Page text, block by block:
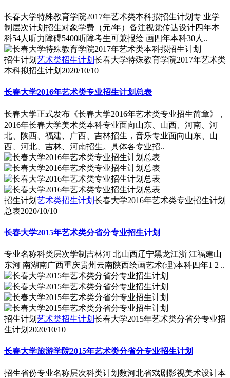
长春大学特殊教育学院2017年艺术类本科拟招生计划专 业学
制层次计划招生对象学费（元/年）备注视觉传达设计四年本
科54人听力障碍5400听障考生可兼报绘 画四年本科30人..
招生计划 艺术类招生计划 长春大学特殊教育学院2017年艺术类
本科拟招生计划 2020/10/10
长春大学2016年艺术类专业招生计划总表
长春大学正式发布《长春大学2016年艺术类专业招生简章》，
2016年长春大学美术类本科专业面向山东、山西、河南、河
北、陕西、福建、广西、吉林招生，音乐专业面向山东、山
西、河北、吉林、河南招生。具体各专业招..
招生计划 艺术类招生计划 长春大学2016年艺术类专业招生计划
总表2020/10/10
长春大学2015年艺术类分省分专业招生计划
专业名称科类层次学制吉林河 北山西辽宁黑龙江浙 江福建山
东河 南湖南广西重庆贵州云南陕西绘画艺术(理)本科四年1 2 ..
招生计划 艺术类招生计划 长春大学2015年艺术类分省分专业招
生计划 2020/10/10
长春大学旅游学院2015年艺术类分省分专业招生计划
招生省份专业名称层次科类计划数河北省戏剧影视美术设计本